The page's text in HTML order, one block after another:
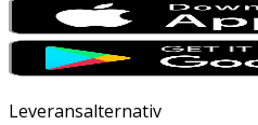
Leveransalternativ